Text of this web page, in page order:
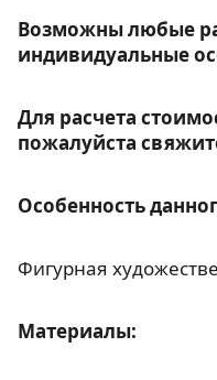
Возможны любые
индивидуальные
Для расчета
пожалуйста
Особенность
Фигурная
Материалы: